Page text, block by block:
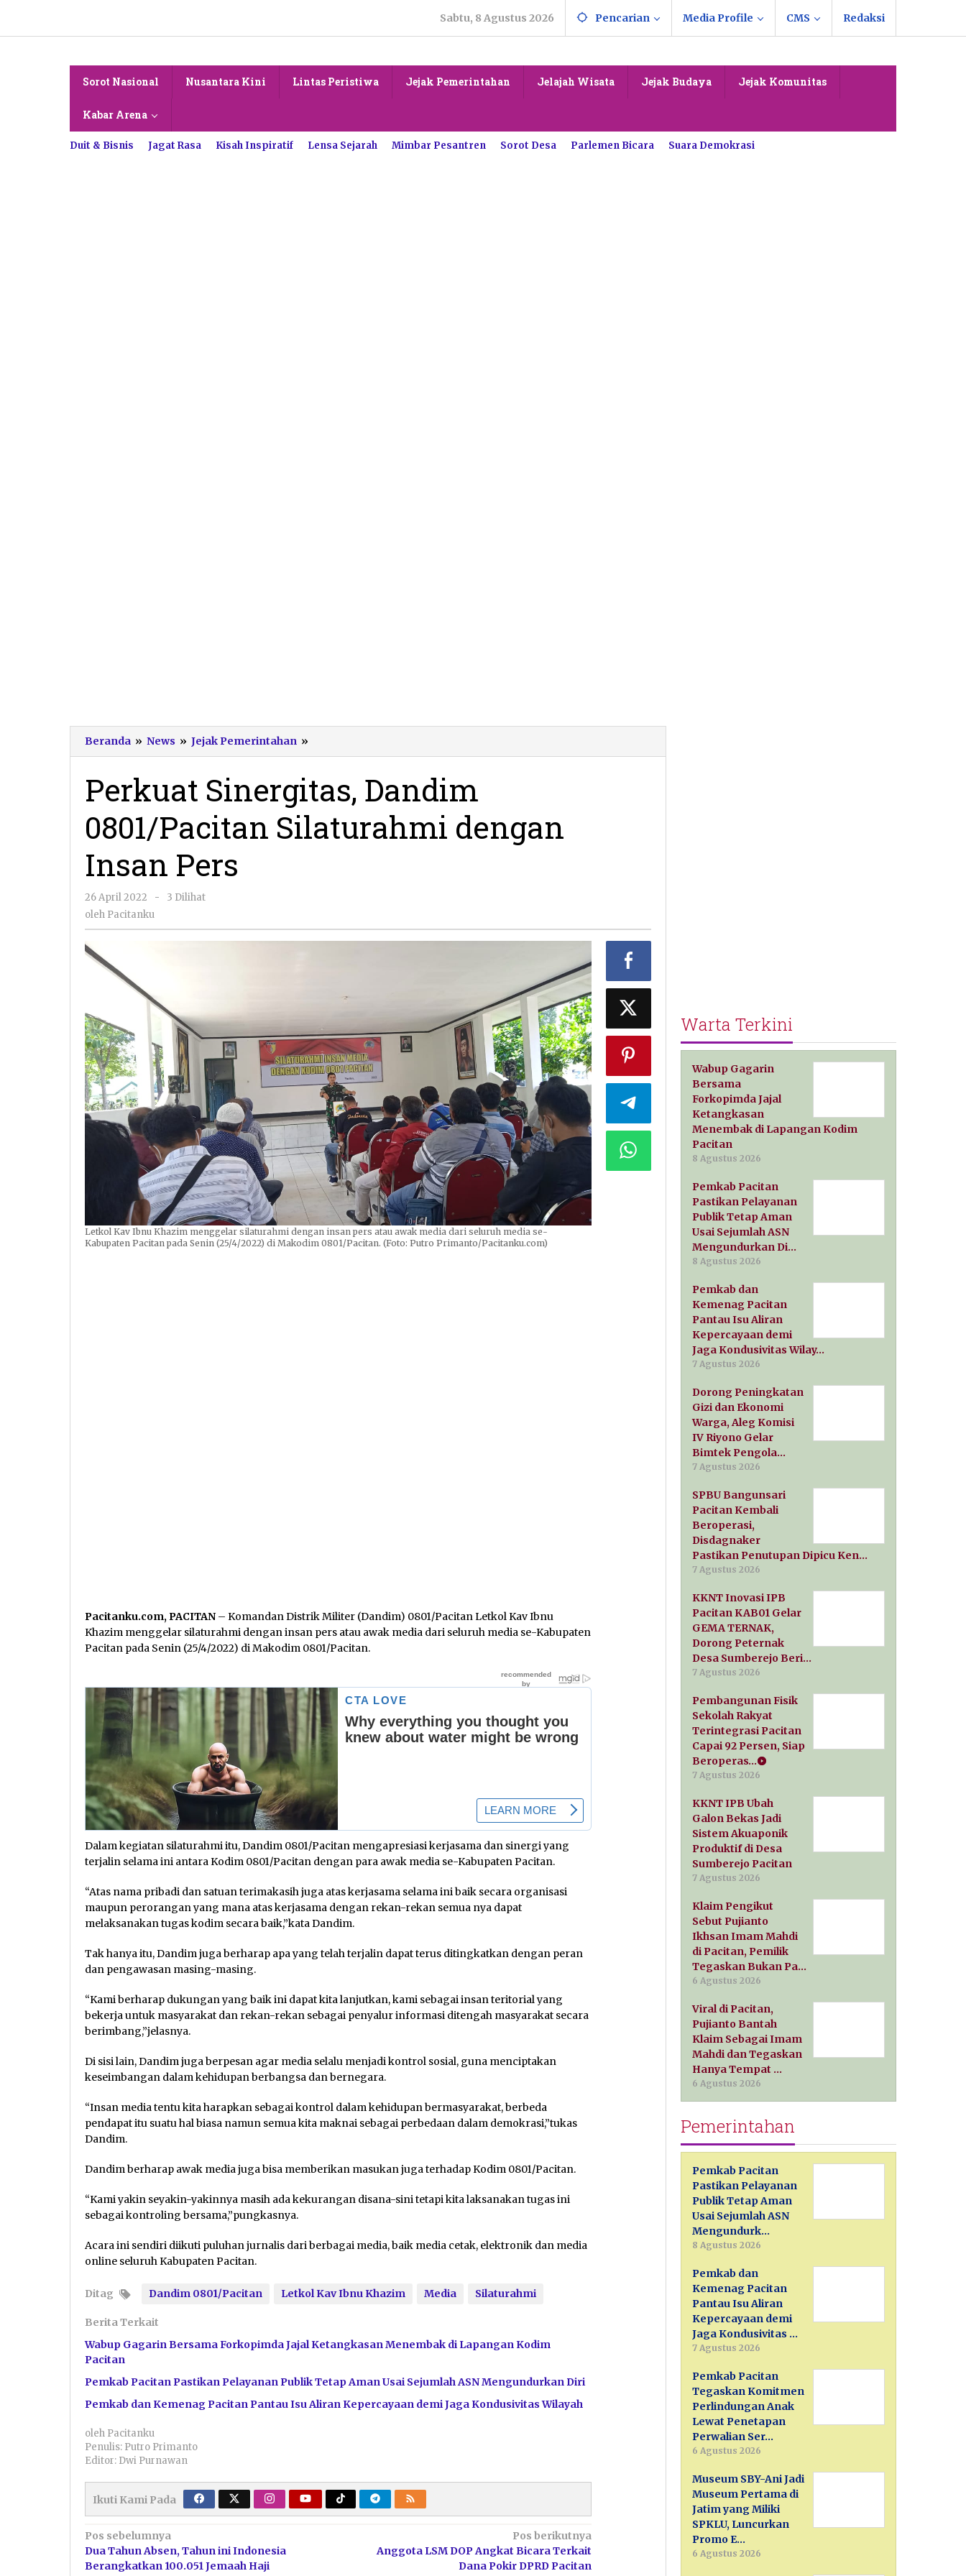
konten
Sabtu, 8 Agustus 2026 Pencarian Media Profile CMS Redaksi
Sorot Nasional Nusantara Kini Lintas Peristiwa Jejak Pemerintahan Jelajah Wisata Jejak Budaya Jejak Komunitas
Kabar Arena
Duit & Bisnis Jagat Rasa Kisah Inspiratif Lensa Sejarah Mimbar Pesantren Sorot Desa Parlemen Bicara Suara Demokrasi
Beranda » News » Jejak Pemerintahan »
Sinergitas,
0801/Pacitan
Silaturahmi
dengan
Insan
Perkuat Sinergitas, Dandim
0801/Pacitan Silaturahmi dengan
Insan Pers
26 April 2022
oleh
Pacitanku
-
3 Dilihat
oleh Pacitanku
Letkol Kav Ibnu Khazim menggelar silaturahmi dengan insan pers atau awak media dari seluruh media se-
Kabupaten Pacitan pada Senin (25/4/2022) di Makodim 0801/Pacitan. (Foto: Putro Primanto/Pacitanku.com)
Pacitanku.com, PACITAN – Komandan Distrik Militer (Dandim) 0801/Pacitan Letkol Kav Ibnu
Khazim menggelar silaturahmi dengan insan pers atau awak media dari seluruh media se-Kabupaten
Pacitan pada Senin (25/4/2022) di Makodim 0801/Pacitan.
Dalam kegiatan silaturahmi itu, Dandim 0801/Pacitan mengapresiasi kerjasama dan sinergi yang
terjalin selama ini antara Kodim 0801/Pacitan dengan para awak media se-Kabupaten Pacitan.
“Atas nama pribadi dan satuan terimakasih juga atas kerjasama selama ini baik secara organisasi
maupun perorangan yang mana atas kerjasama dengan rekan-rekan semua nya dapat
melaksanakan tugas kodim secara baik,”kata Dandim.
Tak hanya itu, Dandim juga berharap apa yang telah terjalin dapat terus ditingkatkan dengan peran
dan pengawasan masing-masing.
“Kami berharap dukungan yang baik ini dapat kita lanjutkan, kami sebagai insan teritorial yang
bekerja untuk masyarakat dan rekan-rekan sebagai penyalur informasi ditengah masyarakat secara
berimbang,”jelasnya.
Di sisi lain, Dandim juga berpesan agar media selalu menjadi kontrol sosial, guna menciptakan
keseimbangan dalam kehidupan berbangsa dan bernegara.
“Insan media tentu kita harapkan sebagai kontrol dalam kehidupan bermasyarakat, berbeda
pendapat itu suatu hal biasa namun semua kita maknai sebagai perbedaan dalam demokrasi,”tukas
Dandim.
Dandim berharap awak media juga bisa memberikan masukan juga terhadap Kodim 0801/Pacitan.
“Kami yakin seyakin-yakinnya masih ada kekurangan disana-sini tetapi kita laksanakan tugas ini
sebagai kontroling bersama,”pungkasnya.
Acara ini sendiri diikuti puluhan jurnalis dari berbagai media, baik media cetak, elektronik dan media
online seluruh Kabupaten Pacitan.
Ditag Dandim 0801/Pacitan Letkol Kav Ibnu Khazim Media Silaturahmi
Berita Terkait
Wabup Gagarin Bersama Forkopimda Jajal Ketangkasan Menembak di Lapangan Kodim
Pacitan
Pemkab Pacitan Pastikan Pelayanan Publik Tetap Aman Usai Sejumlah ASN Mengundurkan Diri
Pemkab dan Kemenag Pacitan Pantau Isu Aliran Kepercayaan demi Jaga Kondusivitas Wilayah
oleh Pacitanku
Penulis: Putro Primanto
Editor: Dwi Purnawan
Ikuti Kami Pada
Navigasi
pos
Pos sebelumnya
Dua Tahun Absen, Tahun ini Indonesia
Berangkatkan 100.051 Jemaah Haji
Pos berikutnya
Anggota LSM DOP Angkat Bicara Terkait
Dana Pokir DPRD Pacitan
Warta Terkini
Wabup Gagarin
Bersama
Forkopimda Jajal
Ketangkasan
Menembak di Lapangan Kodim
Pacitan
8 Agustus 2026
Pemkab Pacitan
Pastikan Pelayanan
Publik Tetap Aman
Usai Sejumlah ASN
Mengundurkan Di…
8 Agustus 2026
Pemkab dan
Kemenag Pacitan
Pantau Isu Aliran
Kepercayaan demi
Jaga Kondusivitas Wilay…
7 Agustus 2026
Dorong Peningkatan
Gizi dan Ekonomi
Warga, Aleg Komisi
IV Riyono Gelar
Bimtek Pengola…
7 Agustus 2026
SPBU Bangunsari
Pacitan Kembali
Beroperasi,
Disdagnaker
Pastikan Penutupan Dipicu Ken…
7 Agustus 2026
KKNT Inovasi IPB
Pacitan KAB01 Gelar
GEMA TERNAK,
Dorong Peternak
Desa Sumberejo Beri…
7 Agustus 2026
Pembangunan Fisik
Sekolah Rakyat
Terintegrasi Pacitan
Capai 92 Persen, Siap
Beroperas…
7 Agustus 2026
KKNT IPB Ubah
Galon Bekas Jadi
Sistem Akuaponik
Produktif di Desa
Sumberejo Pacitan
7 Agustus 2026
Klaim Pengikut
Sebut Pujianto
Ikhsan Imam Mahdi
di Pacitan, Pemilik
Tegaskan Bukan Pa…
6 Agustus 2026
Viral di Pacitan,
Pujianto Bantah
Klaim Sebagai Imam
Mahdi dan Tegaskan
Hanya Tempat …
6 Agustus 2026
Pemerintahan
Pemkab Pacitan
Pastikan Pelayanan
Publik Tetap Aman
Usai Sejumlah ASN
Mengundurk…
8 Agustus 2026
Pemkab dan
Kemenag Pacitan
Pantau Isu Aliran
Kepercayaan demi
Jaga Kondusivitas …
7 Agustus 2026
Pemkab Pacitan
Tegaskan Komitmen
Perlindungan Anak
Lewat Penetapan
Perwalian Ser…
6 Agustus 2026
Museum SBY-Ani Jadi
Museum Pertama di
Jatim yang Miliki
SPKLU, Luncurkan
Promo E…
6 Agustus 2026